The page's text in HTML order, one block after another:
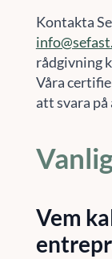
Kontakta
rådgivning
Våra
att svara på
Vem